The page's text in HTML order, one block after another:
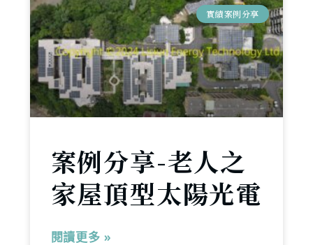
實績案例分享
案例分享-老人之
家屋頂型太陽光電
閱讀更多 »